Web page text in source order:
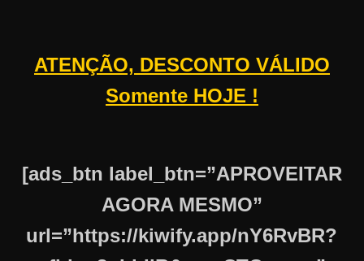
ATENÇÃO, DESCONTO VÁLIDO
Somente HOJE !
[ads_btn label_btn=”APROVEITAR
AGORA MESMO”
url=”https://kiwify.app/nY6RvBR?